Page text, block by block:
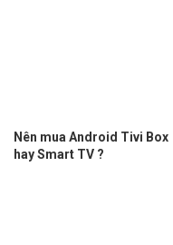
Nên mua Android Tivi Box
hay Smart TV ?